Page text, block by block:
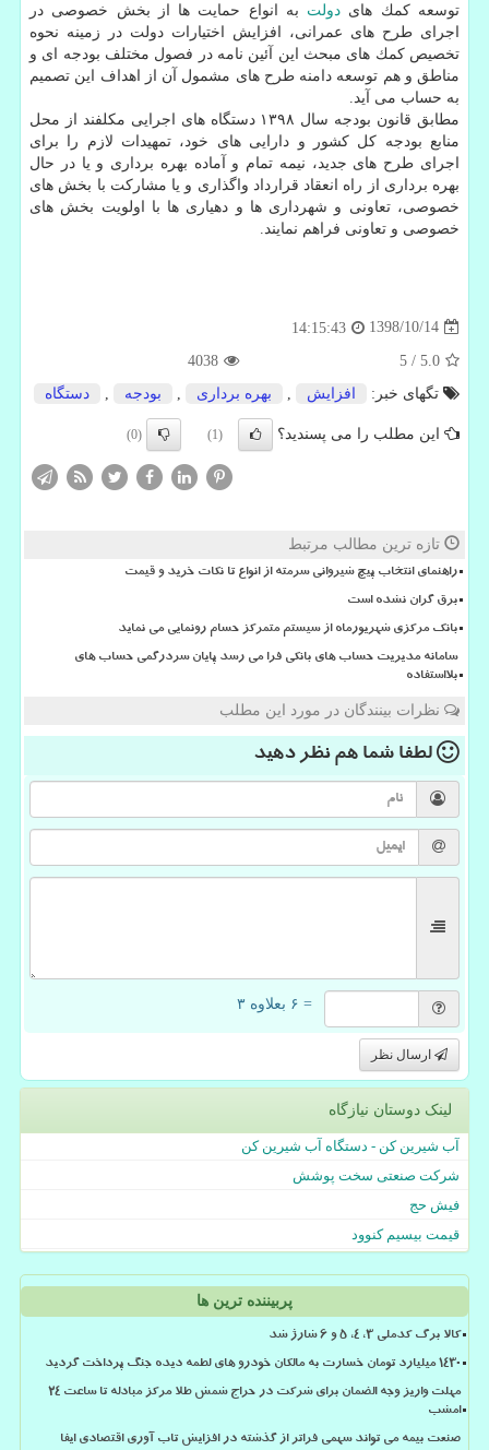
توسعه كمك های دولت به انواع حمایت ها از بخش خصوصی در
اجرای طرح های عمرانی، افزایش اختیارات دولت در زمینه نحوه
تخصیص كمك های مبحث این آئین نامه در فصول مختلف بودجه ای و
مناطق و هم توسعه دامنه طرح های مشمول آن از اهداف این تصمیم
به حساب می آید.
مطابق قانون بودجه سال ۱۳۹۸ دستگاه های اجرایی مكلفند از محل
منابع بودجه كل كشور و دارایی های خود، تمهیدات لازم را برای
اجرای طرح های جدید، نیمه تمام و آماده بهره برداری و یا در حال
بهره برداری از راه انعقاد قرارداد واگذاری و یا مشاركت با بخش های
خصوصی، تعاونی و شهرداری ها و دهیاری ها با اولویت بخش های
خصوصی و تعاونی فراهم نمایند.
1398/10/14
14:15:43
5.0
/
5
4038
تگهای خبر:
افزایش بهره برداری بودجه دستگاه
این مطلب را می پسندید؟ (1)
(0)
تازه ترین مطالب مرتبط
راهنمای انتخاب پیچ شیروانی سرمته از انواع تا نکات خرید و قیمت
برق گران نشده است
بانک مرکزی شهریورماه از سیستم متمرکز حسام رونمایی می نماید
سامانه مدیریت حساب های بانکی فرا می رسد پایان سردرگمی حساب های
بلااستفاده
نظرات بینندگان در مورد این مطلب
لطفا شما همنظر دهید
= ۶ بعلاوه ۳
ارسال نظر
لینک دوستان نیازگاه
آب شیرین کن - دستگاه آب شیرین کن
شرکت صنعتی سخت پوشش
فیش حج
قیمت بیسیم کنوود
پربیننده ترین ها
کالا برگ کدملی 3، 4، 5 و 6 شارژ شد
۱۴۳۰ میلیارد تومان خسارت به مالکان خودرو های لطمه دیده جنگ پرداخت گردید
مهلت واریز وجه الضمان برای شرکت در حراج شمش طلا مرکز مبادله تا ساعت ۲۴
امشب
صنعت بیمه می تواند سهمی فراتر از گذشته در افزایش تاب آوری اقتصادی ایفا